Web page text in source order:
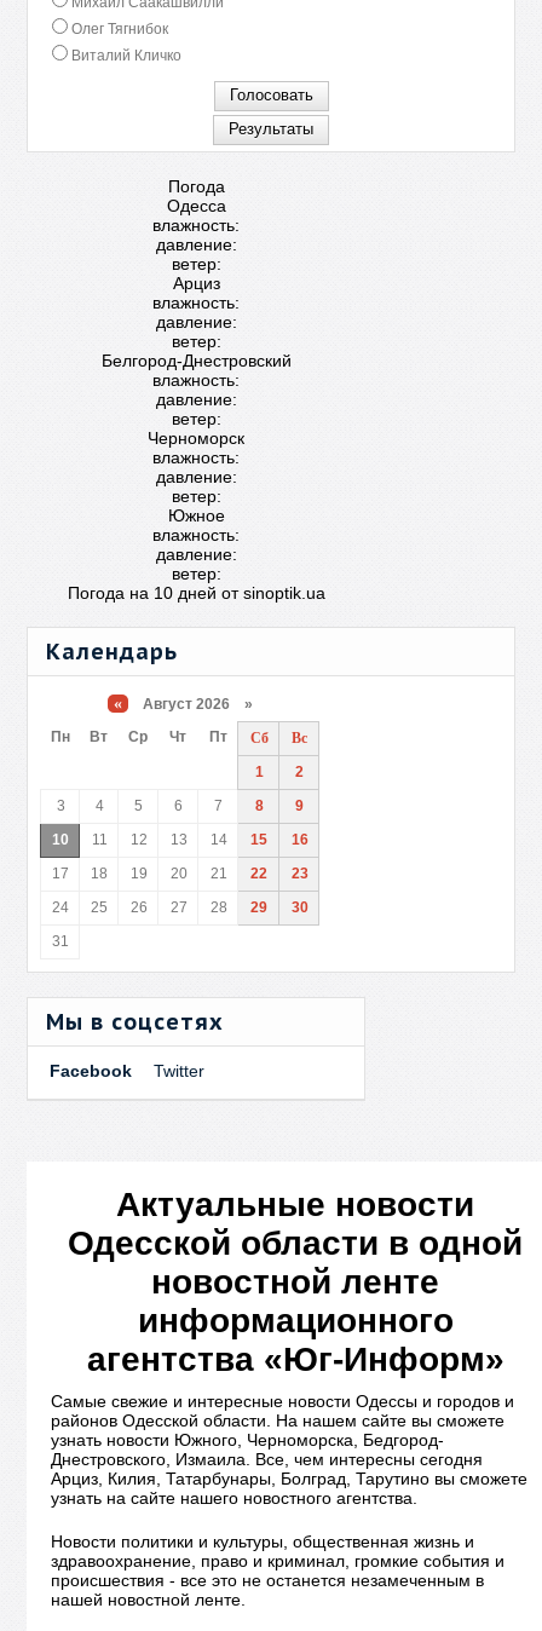
Олег Тягнибок
Виталий Кличко
Погода
Одесса
влажность:
давление:
ветер:
Арциз
влажность:
давление:
ветер:
Белгород-Днестровский
влажность:
давление:
ветер:
Черноморск
влажность:
давление:
ветер:
Южное
влажность:
давление:
ветер:
Погода на 10 дней отsinoptik.ua
Календарь
« Август 2026 »
Пн
Вт Ср Чт Пт Сб
Вс
1
2
3
4 5 6 7 8
9
10
11 12 13 14 15
16
17
18 19 20 21 22
23
24
25 26 27 28 29
30
31
Мы в соцсетях
Facebook Twitter
Актуальные новости
Одесской области в одной
новостной ленте
информационного
агентства «Юг-Информ»
Самые свежие и интересные новости Одессы и городов и
районов Одесской области. На нашем сайте вы сможете
узнать новости Южного, Черноморска, Бедгород-
Днестровского, Измаила. Все, чем интересны сегодня
Арциз, Килия, Татарбунары, Болград, Тарутино вы сможете
узнать на сайте нашего новостного агентства.
Новости политики и культуры, общественная жизнь и
здравоохранение, право и криминал, громкие события и
происшествия - все это не останется незамеченным в
нашей новостной ленте.